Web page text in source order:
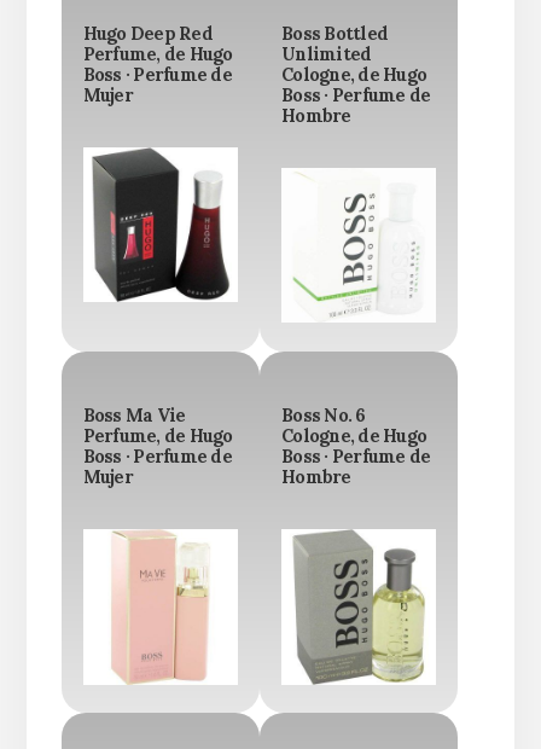
Hugo Deep Red
Perfume, de Hugo
Boss · Perfume de
Mujer
Boss Bottled
Unlimited
Cologne, de Hugo
Boss · Perfume de
Hombre
Boss Ma Vie
Perfume, de Hugo
Boss · Perfume de
Mujer
Boss No. 6
Cologne, de Hugo
Boss · Perfume de
Hombre